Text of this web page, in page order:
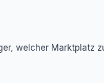
welcher Marktplatz